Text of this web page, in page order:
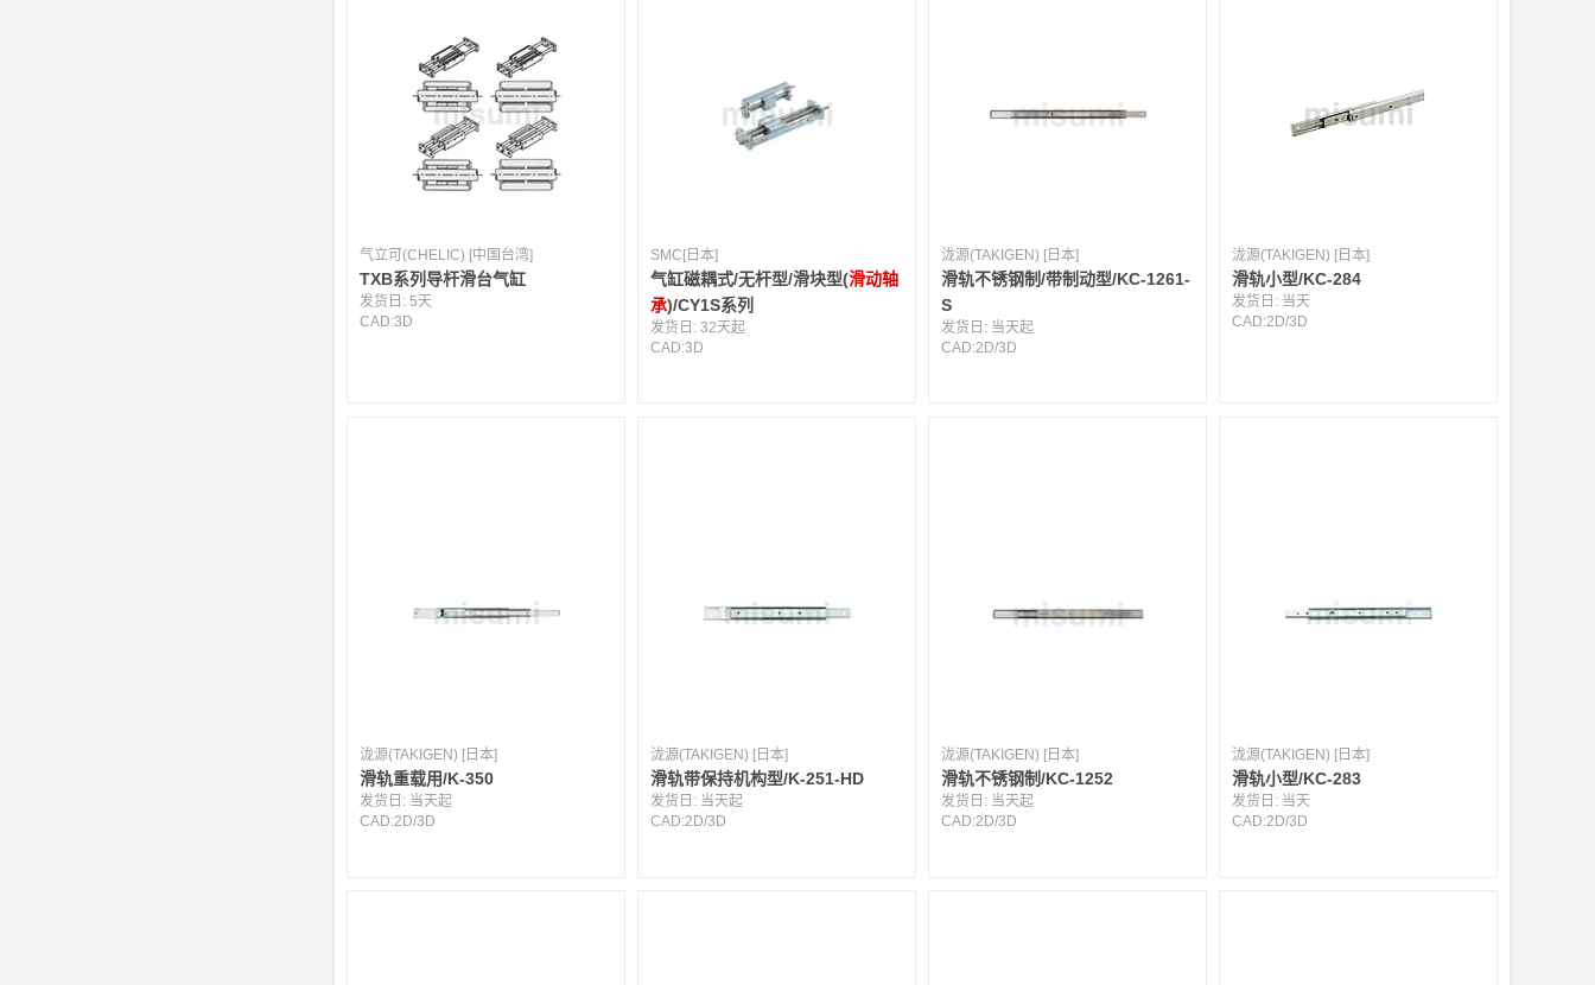
气立可(CHELIC) [中国台湾]
TXB系列导杆滑台气缸
发货日:5天
CAD:3D
SMC[日本]
气缸磁耦式/无杆型/滑块型(滑动轴
承)/CY1S系列
发货日:32天起
CAD:3D
泷源(TAKIGEN) [日本]
滑轨不锈钢制/带制动型/KC-1261-
S
发货日: 当天起
CAD:2D/3D
泷源(TAKIGEN) [日本]
滑轨小型/KC-284
发货日: 当天
CAD:2D/3D
泷源(TAKIGEN) [日本]
滑轨重载用/K-350
发货日: 当天起
CAD:2D/3D
泷源(TAKIGEN) [日本]
滑轨带保持机构型/K-251-HD
发货日: 当天起
CAD:2D/3D
泷源(TAKIGEN) [日本]
滑轨不锈钢制/KC-1252
发货日: 当天起
CAD:2D/3D
泷源(TAKIGEN) [日本]
滑轨小型/KC-283
发货日: 当天
CAD:2D/3D